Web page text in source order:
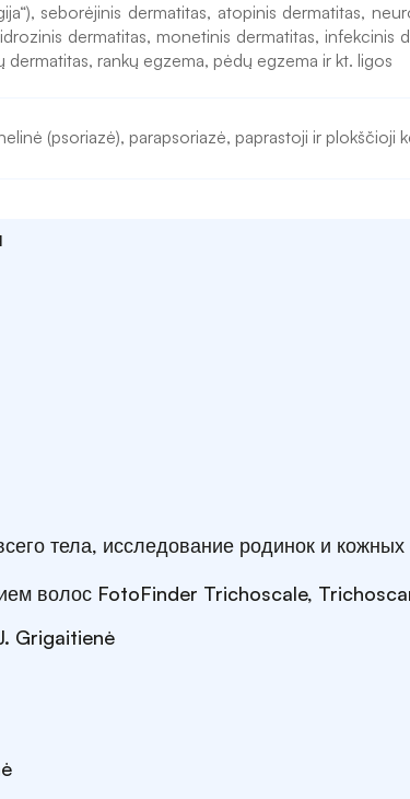
seborėjinis dermatitas, atopinis dermatitas,
dermatitas, monetinis dermatitas, infekcinis
dermatitas, rankų egzema, pėdų egzema ir kt. ligos
(psoriazė), parapsoriazė, paprastoji ir plokščioji
тела, исследование родинок и
волос FotoFinder Trichoscale,
Grigaitienė